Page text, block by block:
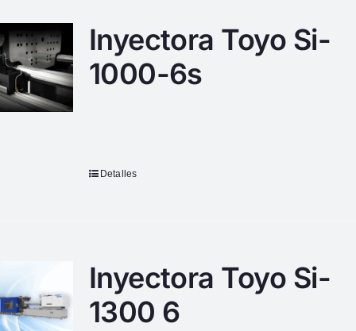
Inyectora Toyo Si-
1000-6s
Detalles
Inyectora Toyo Si-
1300 6